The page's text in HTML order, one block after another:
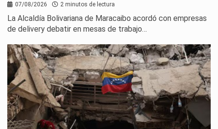
07/08/2026 2 minutos de lectura
La Alcaldía Bolivariana de Maracaibo acordó con empresas
de delivery debatir en mesas de trabajo…